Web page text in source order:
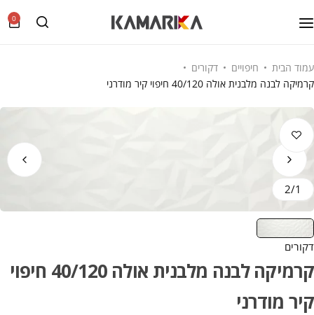
0
עמוד הבית חיפויים
דקורים
קרמיקה לבנה מלבנית אולה 40/120 חיפוי קיר מודרני
1
/
2
דקורים
קרמיקה לבנה מלבנית אולה 40/120 חיפוי
קיר מודרני